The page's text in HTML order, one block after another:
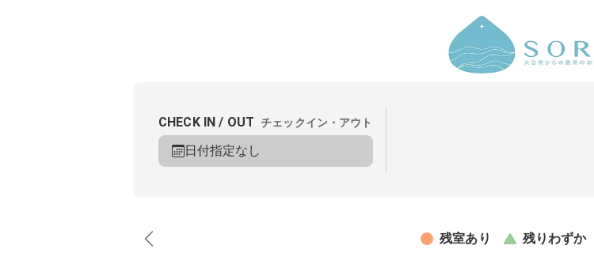
CHECK IN / OUT チェックイン・アウト
日付指定なし
残室あり 残りわずか